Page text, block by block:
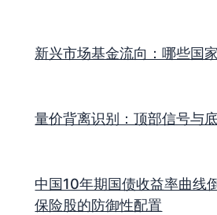
新兴市场基金流向：哪些国
量价背离识别：顶部信号与
中国10年期国债收益率曲线
保险股的防御性配置